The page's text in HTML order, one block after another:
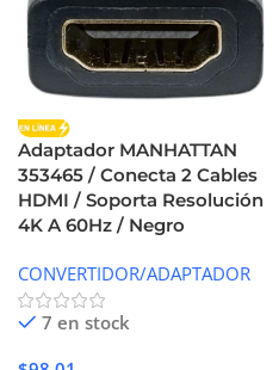
Adaptador MANHATTAN
353465 / Conecta 2 Cables
HDMI / Soporta Resolución
4K A 60Hz / Negro
CONVERTIDOR/ADAPTADOR
7 en stock